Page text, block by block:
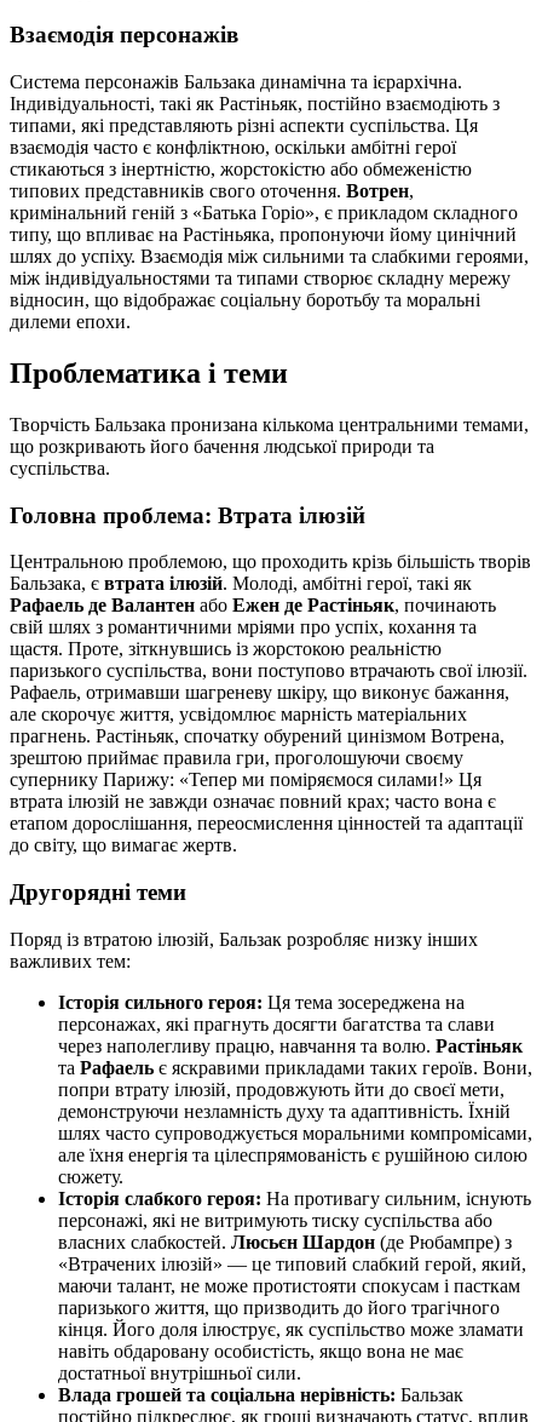
Взаємодія персонажів
Система персонажів Бальзака динамічна та ієрархічна.
Індивідуальності, такі як Растіньяк, постійно взаємодіють з
типами, які представляють різні аспекти суспільства. Ця
взаємодія часто є конфліктною, оскільки амбітні герої
стикаються з інертністю, жорстокістю або обмеженістю
типових представників свого оточення. Вотрен,
кримінальний геній з «Батька Горіо», є прикладом складного
типу, що впливає на Растіньяка, пропонуючи йому цинічний
шлях до успіху. Взаємодія між сильними та слабкими героями,
між індивідуальностями та типами створює складну мережу
відносин, що відображає соціальну боротьбу та моральні
дилеми епохи.
Проблематика і теми
Творчість Бальзака пронизана кількома центральними темами,
що розкривають його бачення людської природи та
суспільства.
Головна проблема: Втрата ілюзій
Центральною проблемою, що проходить крізь більшість творів
Бальзака, є втрата ілюзій. Молоді, амбітні герої, такі як
Рафаель де Валантен або Ежен де Растіньяк, починають
свій шлях з романтичними мріями про успіх, кохання та
щастя. Проте, зіткнувшись із жорстокою реальністю
паризького суспільства, вони поступово втрачають свої ілюзії.
Рафаель, отримавши шагреневу шкіру, що виконує бажання,
але скорочує життя, усвідомлює марність матеріальних
прагнень. Растіньяк, спочатку обурений цинізмом Вотрена,
зрештою приймає правила гри, проголошуючи своєму
супернику Парижу: «Тепер ми поміряємося силами!» Ця
втрата ілюзій не завжди означає повний крах; часто вона є
етапом дорослішання, переосмислення цінностей та адаптації
до світу, що вимагає жертв.
Другорядні теми
Поряд із втратою ілюзій, Бальзак розробляє низку інших
важливих тем:
Історія сильного героя: Ця тема зосереджена на
персонажах, які прагнуть досягти багатства та слави
через наполегливу працю, навчання та волю. Растіньяк
та Рафаель є яскравими прикладами таких героїв. Вони,
попри втрату ілюзій, продовжують йти до своєї мети,
демонструючи незламність духу та адаптивність. Їхній
шлях часто супроводжується моральними компромісами,
але їхня енергія та цілеспрямованість є рушійною силою
сюжету.
Історія слабкого героя: На противагу сильним, існують
персонажі, які не витримують тиску суспільства або
власних слабкостей. Люсьєн Шардон (де Рюбампре) з
«Втрачених ілюзій» — це типовий слабкий герой, який,
маючи талант, не може протистояти спокусам і пасткам
паризького життя, що призводить до його трагічного
кінця. Його доля ілюструє, як суспільство може зламати
навіть обдаровану особистість, якщо вона не має
достатньої внутрішньої сили.
Влада грошей та соціальна нерівність: Бальзак
постійно підкреслює, як гроші визначають статус, вплив